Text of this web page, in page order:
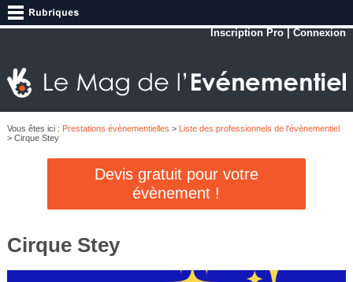
Inscription Pro |Connexion
Vous êtes ici : Prestations évènementielles >
Liste des professionnels de l'évènementiel
> Cirque Stey
Devis gratuit pour votre
évènement !
Cirque Stey